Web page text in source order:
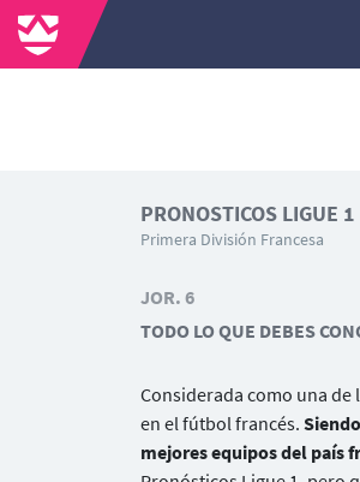
PRONOSTICOS LIGUE 1
Primera División Francesa
JOR. 6
TODO LO QUE DEBES
Considerada como una de
en el fútbol francés.
mejores equipos del país